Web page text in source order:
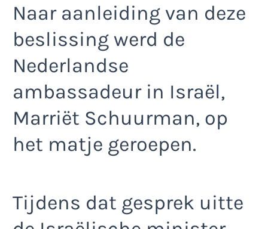
Naar aanleiding van deze
beslissing werd de
Nederlandse
ambassadeur in Israël,
Marriët Schuurman, op
het matje geroepen.
Tijdens dat gesprek uitte